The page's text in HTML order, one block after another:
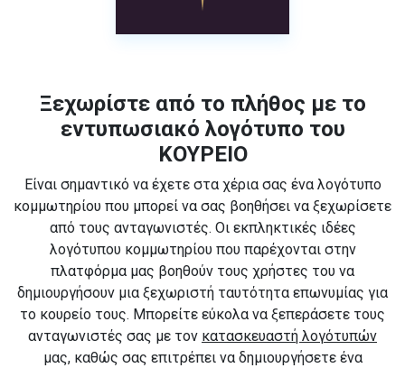
Ξεχωρίστε από το πλήθος με το
εντυπωσιακό λογότυπο του
ΚΟΥΡΕΙΟ
Είναι σημαντικό να έχετε στα χέρια σας ένα λογότυπο
κομμωτηρίου που μπορεί να σας βοηθήσει να ξεχωρίσετε
από τους ανταγωνιστές. Οι εκπληκτικές ιδέες
λογότυπου κομμωτηρίου που παρέχονται στην
πλατφόρμα μας βοηθούν τους χρήστες του να
δημιουργήσουν μια ξεχωριστή ταυτότητα επωνυμίας για
το κουρείο τους. Μπορείτε εύκολα να ξεπεράσετε τους
ανταγωνιστές σας με τον κατασκευαστή λογότυπών
μας, καθώς σας επιτρέπει να δημιουργήσετε ένα